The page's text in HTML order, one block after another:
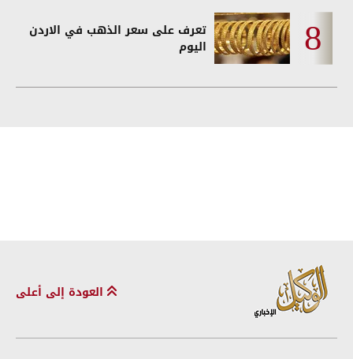
تعرف على سعر الذهب في الاردن
اليوم
العودة إلى أعلى